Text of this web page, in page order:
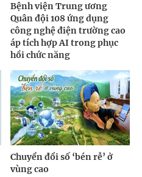
Bệnh viện Trung ương
Quân đội 108 ứng dụng
công nghệ điện trường cao
áp tích hợp AI trong phục
hồi chức năng
Chuyển đổi số ‘bén rễ’ ở
vùng cao